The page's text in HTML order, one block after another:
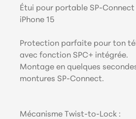
Étui pour portable SP-
iPhone 15
Protection parfaite pour ton
avec fonction SPC+ intégrée.
Montage en quelques
montures SP-Connect.
Mécanisme Twist-to-Lock :